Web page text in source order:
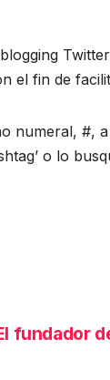
el fin de
numeral, #,
o lo
fundador